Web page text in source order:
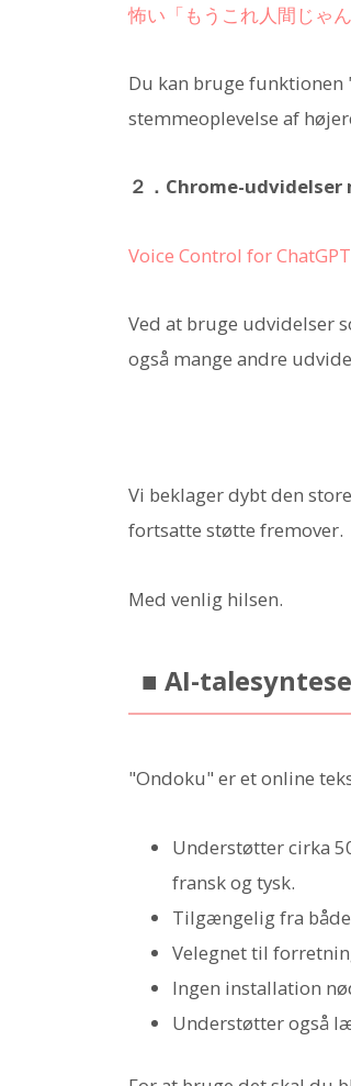
怖い「もうこれ人間じゃん!
Du kan bruge funktionen
stemmeoplevelse af
２．Chrome-
Voice Control for ChatGPT
Ved at bruge udvidelser
også mange andre
Vi beklager dybt den
fortsatte støtte fremover.
Med venlig hilsen.
■ AI-
"Ondoku" er et online
Understøtter cirka
fransk og tysk.
Tilgængelig fra
Velegnet til
Ingen installation
Understøtter også